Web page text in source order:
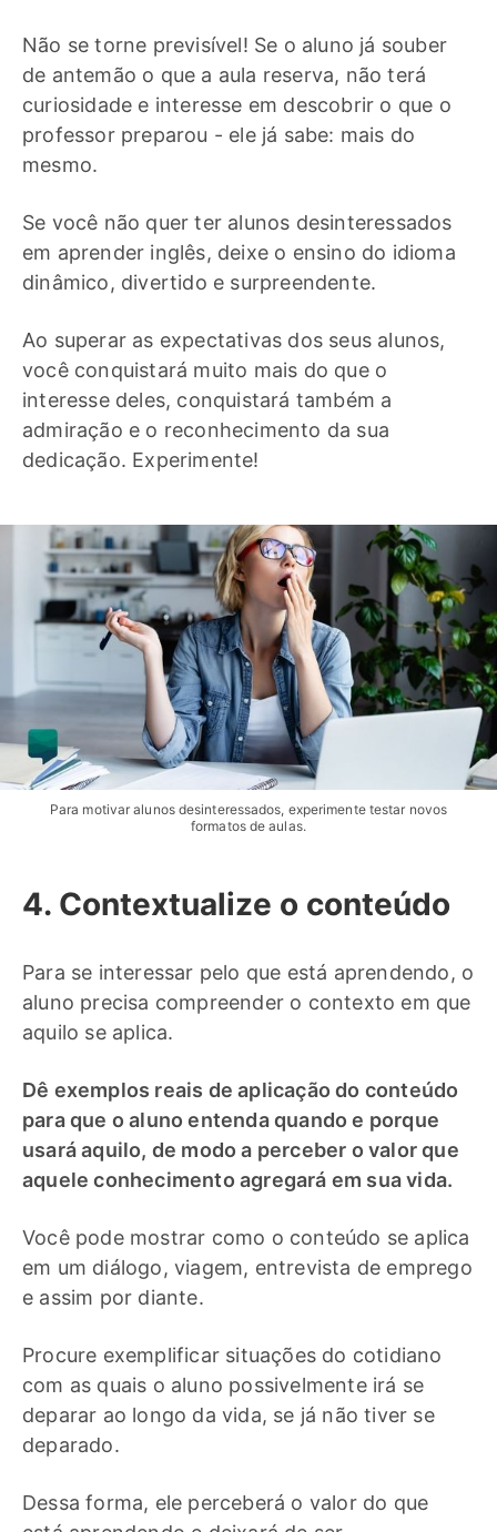
Não se torne previsível! Se o aluno já souber
de antemão o que a aula reserva, não terá
curiosidade e interesse em descobrir o que o
professor preparou - ele já sabe: mais do
mesmo.
Se você não quer ter alunos desinteressados
em aprender inglês, deixe o ensino do idioma
dinâmico, divertido e surpreendente.
Ao superar as expectativas dos seus alunos,
você conquistará muito mais do que o
interesse deles, conquistará também a
admiração e o reconhecimento da sua
dedicação. Experimente!
Para motivar alunos desinteressados, experimente testar novos
formatos de aulas.
4. Contextualize o conteúdo
Para se interessar pelo que está aprendendo, o
aluno precisa compreender o contexto em que
aquilo se aplica.
Dê exemplos reais de aplicação do conteúdo
para que o aluno entenda quando e porque
usará aquilo, de modo a perceber o valor que
aquele conhecimento agregará em sua vida.
Você pode mostrar como o conteúdo se aplica
em um diálogo, viagem, entrevista de emprego
e assim por diante.
Procure exemplificar situações do cotidiano
com as quais o aluno possivelmente irá se
deparar ao longo da vida, se já não tiver se
deparado.
Dessa forma, ele perceberá o valor do que